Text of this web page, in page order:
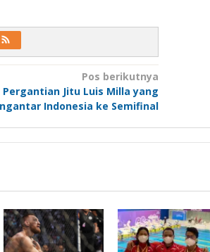
Pos berikutnya
Pergantian Jitu Luis Milla yang
Indonesia ke Semifinal